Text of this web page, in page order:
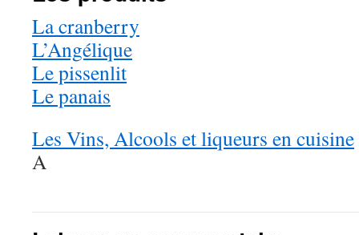
La cranberry
L’Angélique
Le pissenlit
Le panais
Les Vins, Alcools et liqueurs en cuisine
A